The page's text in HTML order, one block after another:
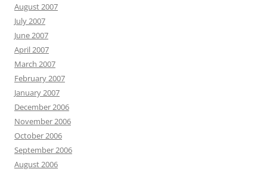
August 2007
July 2007
June 2007
April 2007
March 2007
February 2007
January 2007
December 2006
November 2006
October 2006
September 2006
August 2006